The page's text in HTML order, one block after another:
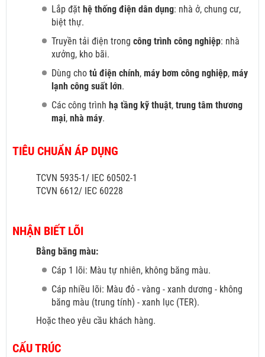
Lắp đặt hệ thống điện dân dụng: nhà ở, chung cư,
biệt thự.
Truyền tải điện trong công trình công nghiệp: nhà
xưởng, kho bãi.
Dùng cho tủ điện chính, máy bơm công nghiệp, máy
lạnh công suất lớn.
Các công trình hạ tầng kỹ thuật, trung tâm thương
mại, nhà máy.
TIÊU CHUẨN ÁP DỤNG
TCVN 5935-1/ IEC 60502-1
TCVN 6612/ IEC 60228
NHẬN BIẾT LÕI
Bằng băng màu:
Cáp 1 lõi: Màu tự nhiên, không băng màu.
Cáp nhiều lõi: Màu đỏ - vàng - xanh dương - không
băng màu (trung tính) - xanh lục (TER).
Hoặc theo yêu cầu khách hàng.
CẤU TRÚC